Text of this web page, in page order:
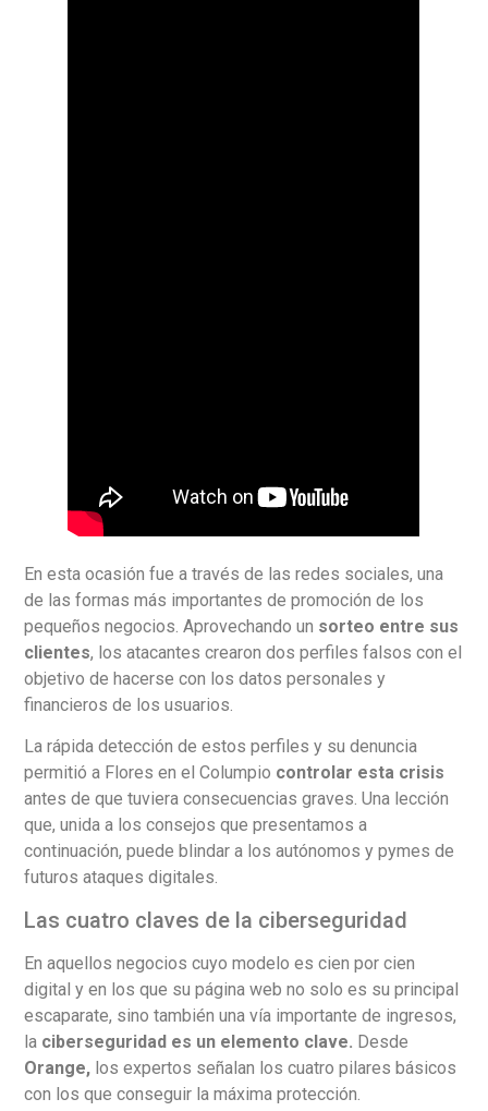
En esta ocasión fue a través de las redes sociales, una
de las formas más importantes de promoción de los
pequeños negocios. Aprovechando un sorteo entre sus
clientes, los atacantes crearon dos perfiles falsos con el
objetivo de hacerse con los datos personales y
financieros de los usuarios.
La rápida detección de estos perfiles y su denuncia
permitió a Flores en el Columpio controlar esta crisis
antes de que tuviera consecuencias graves. Una lección
que, unida a los consejos que presentamos a
continuación, puede blindar a los autónomos y pymes de
futuros ataques digitales.
Las cuatro claves de la ciberseguridad
En aquellos negocios cuyo modelo es cien por cien
digital y en los que su página web no solo es su principal
escaparate, sino también una vía importante de ingresos,
la ciberseguridad es un elemento clave. Desde
Orange, los expertos señalan los cuatro pilares básicos
con los que conseguir la máxima protección.